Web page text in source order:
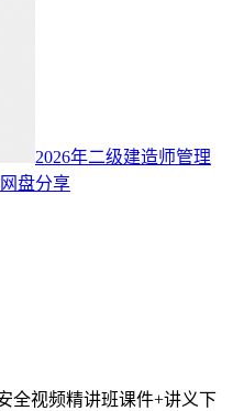
2026年二级建造师管理
盘分享
全视频精讲班课件+讲义下